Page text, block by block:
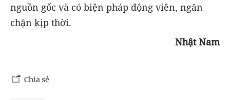
nguồn gốc và có biện pháp động viên, ngăn
chặn kịp thời.
Nhật Nam
Chia sẻ